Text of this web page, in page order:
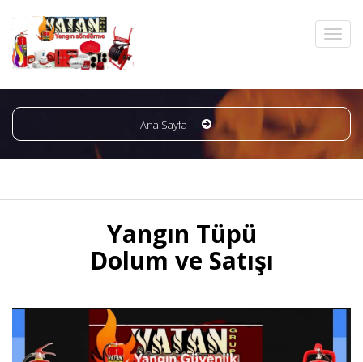
Ana Sayfa
Yangın Tüpü
Dolum ve Satışı